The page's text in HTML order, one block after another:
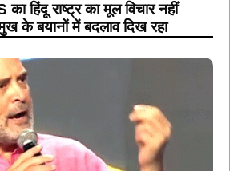
हिंदू राष्ट्र का मूल विचार नहीं
के बयानों में बदलाव दिख रहा